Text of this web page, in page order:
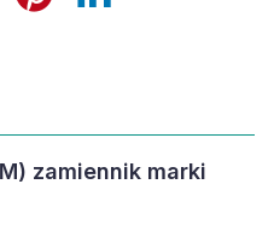
zamiennik marki